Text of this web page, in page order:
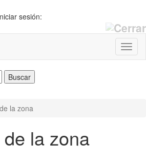
sesión:
la zona
la zona